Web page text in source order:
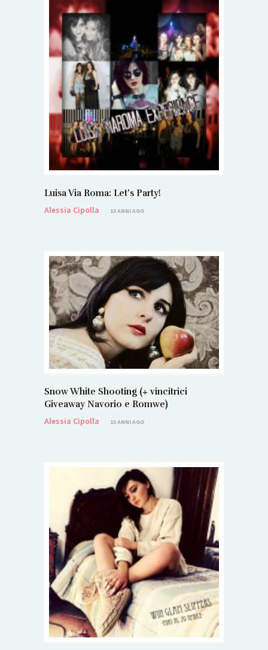
Luisa Via Roma: Let’s Party!
Alessia Cipolla
13 ANNI AGO
Snow White Shooting (+ vincitrici
Giveaway Navorio e Romwe)
Alessia Cipolla
13 ANNI AGO